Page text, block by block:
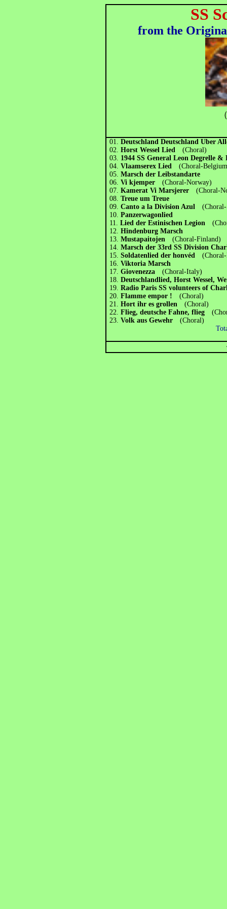
SS
from the
01.Deutschland Deutschland Uber
02.Horst Wessel Lied (Choral)
03. 1944 SS General Leon Degrelle
04.Vlaamserex Lied (Choral-
05.Marsch der Leibstandarte
06. Vi kjemper (Choral-Norway)
07.Kamerat Vi Marsjerer (Choral-
08.Treue um Treue
09. Canto a la Division Azul (Choral-
10.Panzerwagonlied
11.Lied der Estinischen Legion
12.Hindenburg Marsch
13.Mustapaitojen (Choral-Finland)
14.Marsch der 33rd SS Division
15.Soldatenlied der honvéd
16.Viktoria Marsch
17.Giovenezza(Choral-Italy)
18.Deutschlandlied, Horst Wessel,
19.Radio Paris SS volunteers of
20.Flamme empor !(Choral)
21. Hort ihr es grollen(Choral)
22.Flieg, deutsche Fahne, flieg
23.Volk aus Gewehr(Choral)